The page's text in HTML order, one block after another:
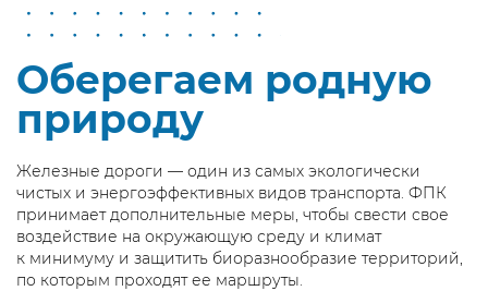
Оберегаем родную
природу
Железные дороги — один из самых экологически
чистых и энергоэффективных видов транспорта. ФПК
принимает дополнительные меры, чтобы свести свое
воздействие на окружающую среду и климат
к минимуму и защитить биоразнообразие территорий,
по которым проходят ее маршруты.